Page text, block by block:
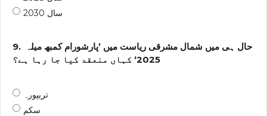
سال 2030
9.
حال ہی میں شمال مشرقی ریاست میں ’پارشورام کمبھ میلہ
2025‘ کہاں منعقد کیا جا رہا ہے؟
تریپورہ
سکم